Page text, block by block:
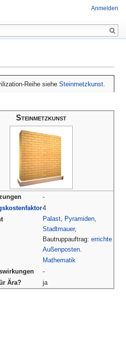
Reihe siehe Steinmetzkunst.
Steinmetzkunst
-
4
Palast, Pyramiden,
Stadtmauer,
Bautruppauftrag: errichte
Außenposten.
Mathematik
-
Ära?
ja
Anmelden